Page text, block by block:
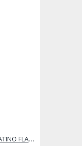
ΑΝΔΡΙΚΟ ΔΕΡΜΑΤΙΝΟ FLAT ΣΑΝΔΑΛΙ ΜΑΥΡΟ ΔΟΥΚΑΣ